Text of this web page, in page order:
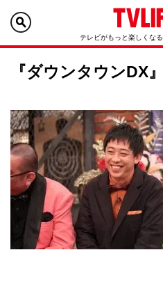
テレビがもっと楽しくな
『ダウンタウンDX